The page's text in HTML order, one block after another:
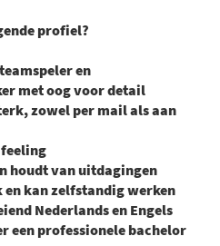
profiel?
en
met oog voor detail
zowel per mail als aan
houdt van uitdagingen
kan zelfstandig werken
Nederlands en Engels
een professionele bachelor